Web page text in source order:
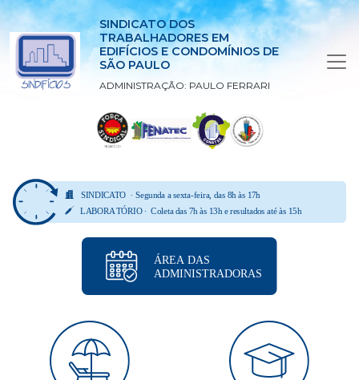
SINDICATO DOS
TRABALHADORES EM
EDIFÍCIOS E CONDOMÍNIOS DE
SÃO PAULO
ADMINISTRAÇÃO: PAULO FERRARI